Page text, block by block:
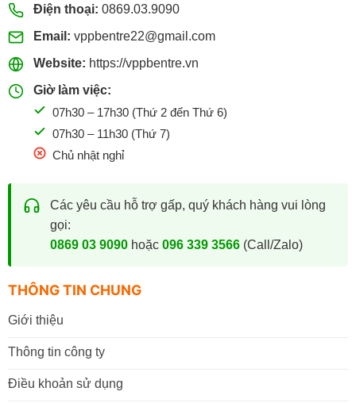
Điện thoại: 0869.03.9090
Email: vppbentre22@gmail.com
Website: https://vppbentre.vn
Giờ làm việc:
07h30 – 17h30 (Thứ 2 đến Thứ 6)
07h30 – 11h30 (Thứ 7)
Chủ nhật nghỉ
Các yêu cầu hỗ trợ gấp, quý khách hàng vui lòng
gọi:
0869 03 9090hoặc 096 339 3566(Call/Zalo)
THÔNG TIN CHUNG
Giới thiệu
Thông tin công ty
Điều khoản sử dụng